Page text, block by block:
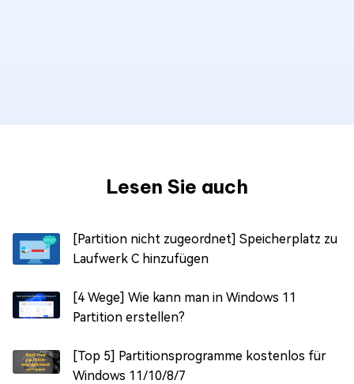
Lesen Sie auch
[Partition nicht zugeordnet] Speicherplatz zu
Laufwerk C hinzufügen
[4 Wege] Wie kann man in Windows 11
Partition erstellen?
[Top 5] Partitionsprogramme kostenlos für
Windows 11/10/8/7